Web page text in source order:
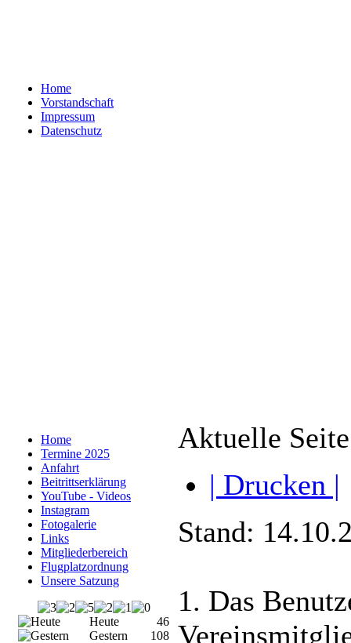
Home
Vorstandschaft
Impressum
Datenschutz
Home
Termine 2025
Anfahrt
Beitrittserklärung
YouTube - Videos
Instagram
Fotogalerie
Links
Mitgliederbereich
Flugplatzordnung
Unsere Satzung
Heute
46
Gestern
108
Aktuelle
| Drucken |
Stand:
1. Das